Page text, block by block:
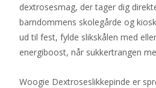
dextrosesmag, der tager dig
barndommens skolegårde og
ud til fest, fylde slikskålen med
energiboost, når sukkertrangen
Woogie Dextroseslikkepinde er